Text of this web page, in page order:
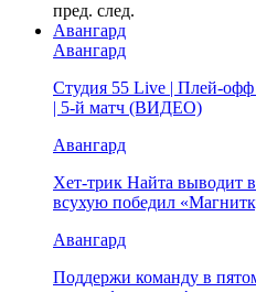
пред. след.
Авангард
Авангард
Студия 55 Live | Плей-офф
| 5-й матч (ВИДЕО)
Авангард
Хет-трик Найта выводит
всухую победил
Авангард
Поддержи команду в